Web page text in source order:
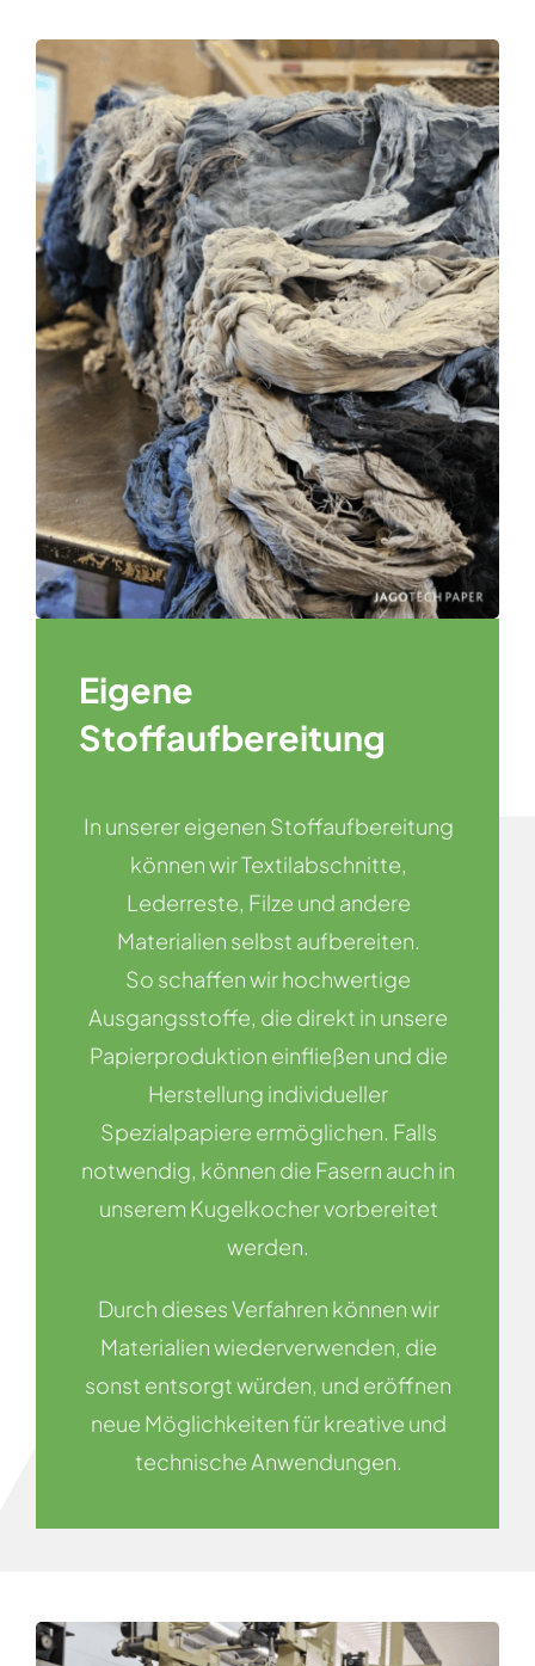
Eigene
Stoffaufbereitung
In unserer eigenen Stoffaufbereitung
können wir Textilabschnitte,
Lederreste, Filze und andere
Materialien selbst aufbereiten.
So schaffen wir hochwertige
Ausgangsstoffe, die direkt in unsere
Papierproduktion einfließen und die
Herstellung individueller
Spezialpapiere ermöglichen. Falls
notwendig, können die Fasern auch in
unserem Kugelkocher vorbereitet
werden.
Durch dieses Verfahren können wir
Materialien wiederverwenden, die
sonst entsorgt würden, und eröffnen
neue Möglichkeiten für kreative und
technische Anwendungen.